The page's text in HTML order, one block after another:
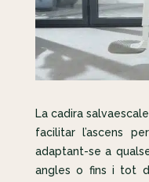
La cadira
facilitar l’ascens
adaptant-se a
angles o fins i tot